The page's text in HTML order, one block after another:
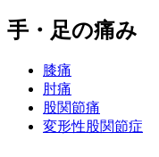
手・足の痛み
膝痛
肘痛
股関節痛
変形性股関節症